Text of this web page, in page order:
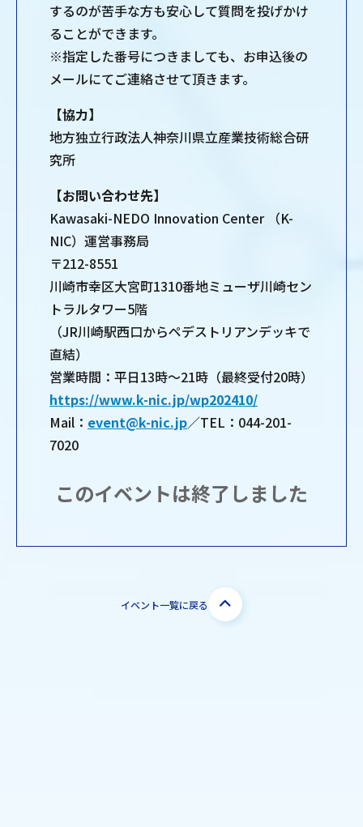
するのが苦⼿な⽅も安⼼して質問を投げかけ
ることができます。
※指定した番号につきましても、お申込後の
メールにてご連絡させて頂きます。
【協力】
地方独立行政法人神奈川県立産業技術総合研
究所
【お問い合わせ先】
Kawasaki-NEDO Innovation Center （K-
NIC）運営事務局
〒212-8551
川崎市幸区大宮町1310番地ミューザ川崎セン
トラルタワー5階
（JR川崎駅西口からペデストリアンデッキで
直結）
営業時間：平日13時～21時（最終受付20時）
https://www.k-nic.jp/wp202410/
Mail： event@k-nic.jp／TEL：044-201-
7020
このイベントは終了しました
イベント一覧に戻る